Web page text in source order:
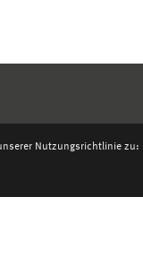
Nutzungsrichtlinie zu: